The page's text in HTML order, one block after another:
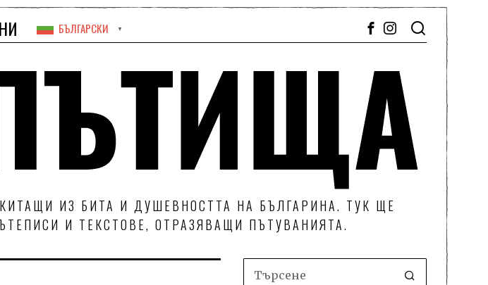
БЪЛГАРСКИ ▼
ИЗ БИТА И ДУШЕВНОСТТА НА БЪЛГАРИНА. ТУК ЩЕ
И ТЕКСТОВЕ, ОТРАЗЯВАЩИ ПЪТУВАНИЯТА.